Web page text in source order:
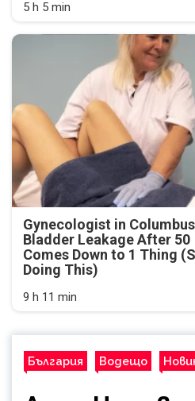
5 h 5 min
Gynecologist in
Bladder Leakage After 50
Comes Down to 1 Thing
Doing This)
9 h 11 min
България Водещо